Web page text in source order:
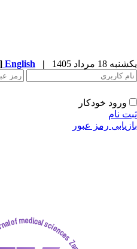
|
English
[Archive
عبور